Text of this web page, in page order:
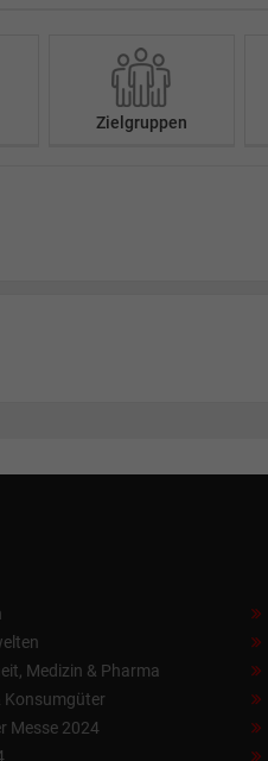
Zielgruppen
Medizin & Pharma
Konsumgüter
Messe 2024